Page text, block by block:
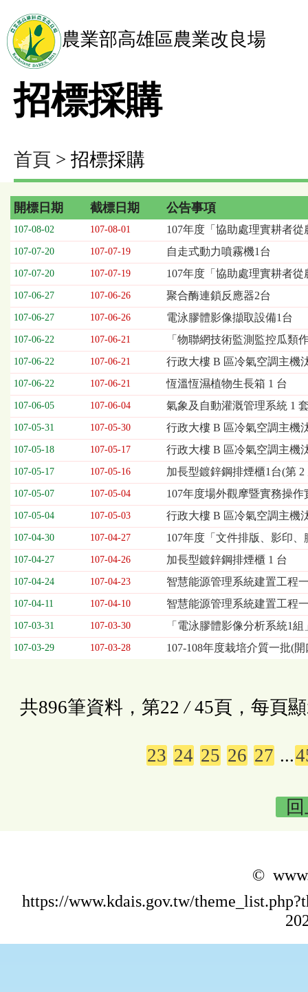
農業部高雄區農業改良場
招標採購
首頁 > 招標採購
招
標
採
購
列
表，
欄
位
依
序
開
標
期、
截
標
日
期、
公
告
事
項
開標日期 截標日期 公告事項
107-08-02 107-08-01 107年度「協助處理實耕者
107-07-20 107-07-19 自走式動力噴霧機1台
107-07-20 107-07-19 107年度「協助處理實耕者
107-06-27 107-06-26 聚合酶連鎖反應器2台
107-06-27 107-06-26 電泳膠體影像擷取設備1台
107-06-22 107-06-21 「物聯網技術監測監控瓜類
107-06-22 107-06-21 行政大樓 B 區冷氣空調主機
107-06-22 107-06-21 恆溫恆濕植物生長箱 1 台
107-06-05 107-06-04 氣象及自動灌溉管理系統 1
107-05-31 107-05-30 行政大樓 B 區冷氣空調主機
107-05-18 107-05-17 行政大樓 B 區冷氣空調主機
107-05-17 107-05-16 加長型鍍鋅鋼排煙櫃1台(第 2
107-05-07 107-05-04 107年度場外觀摩暨實務操
107-05-04 107-05-03 行政大樓 B 區冷氣空調主機
107-04-30 107-04-27 107年度「文件排版、影印
107-04-27 107-04-26 加長型鍍鋅鋼排煙櫃 1 台
107-04-24 107-04-23 智慧能源管理系統建置工程
107-04-11 107-04-10 智慧能源管理系統建置工程
107-03-31 107-03-30 「電泳膠體影像分析系統1
107-03-29 107-03-28 107-108年度栽培介質一批(
共896筆資料，第22 /45頁，每頁
23 24 25 26 27 ...
©
https://www.kdais.gov.tw/